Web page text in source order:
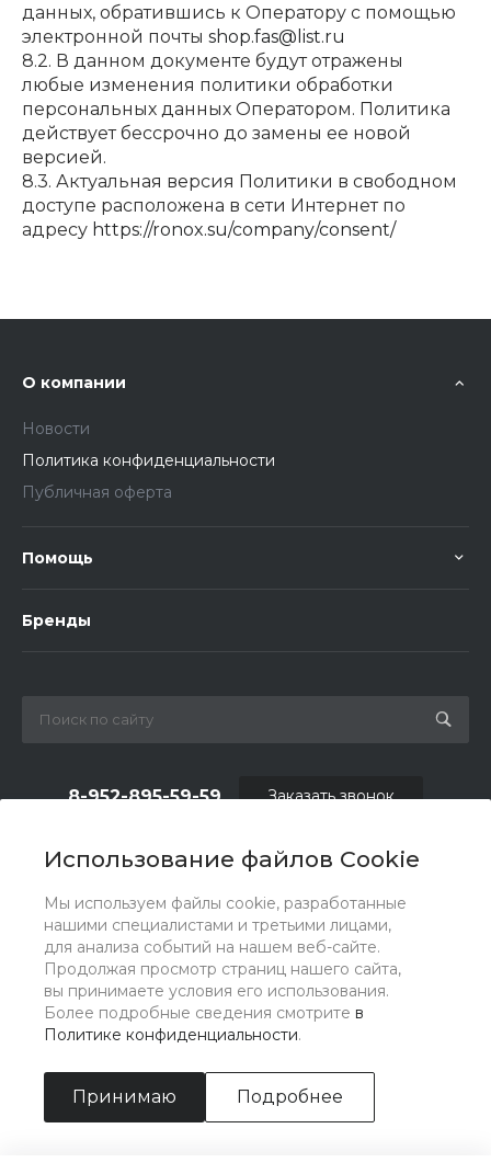
Использование файлов Cookie
Мы используем файлы cookie, разработанные
нашими специалистами и третьими лицами,
для анализа событий на нашем веб-сайте.
Продолжая просмотр страниц нашего сайта,
вы принимаете условия его использования.
Более подробные сведения смотрите в
Политике конфиденциальности.
Принимаю Подробнее
данных, обратившись к Оператору с помощью
электронной почты shop.fas@list.ru
8.2. В данном документе будут отражены
любые изменения политики обработки
персональных данных Оператором. Политика
действует бессрочно до замены ее новой
версией.
8.3. Актуальная версия Политики в свободном
доступе расположена в сети Интернет по
адресу https://ronox.su/company/consent/
О компании
Новости
Политика конфиденциальности
Публичная оферта
Помощь
Бренды
shop.fas@list.ru
8-952-895-59-59
oas_reklama@list.ru
Заказать звонок